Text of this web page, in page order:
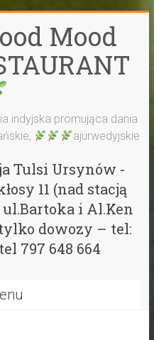
Mood
indyjska promująca dania
ajurwedyjskie
Tulsi Ursynów -
11 (nad stacją
i Al.Ken
dowozy – tel:
797 648 664